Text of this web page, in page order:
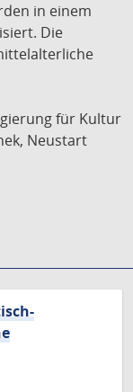
in einem
Die
für Kultur
Neustart